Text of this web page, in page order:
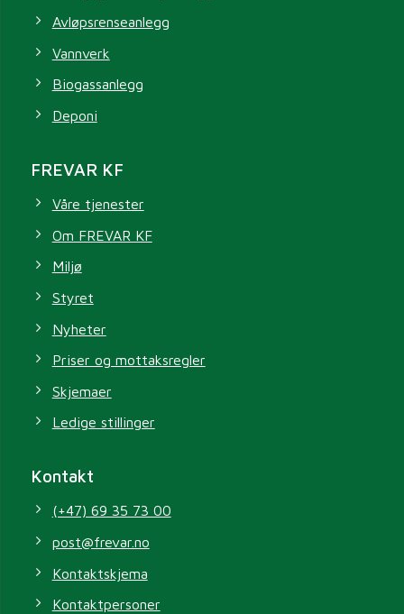
Avløpsrenseanlegg
Vannverk
Biogassanlegg
Deponi
FREVAR KF
Våre tjenester
Om FREVAR KF
Miljø
Styret
Nyheter
Priser og mottaksregler
Skjemaer
Ledige stillinger
Kontakt
(+47) 69 35 73 00
post@frevar.no
Kontaktskjema
Kontaktpersoner